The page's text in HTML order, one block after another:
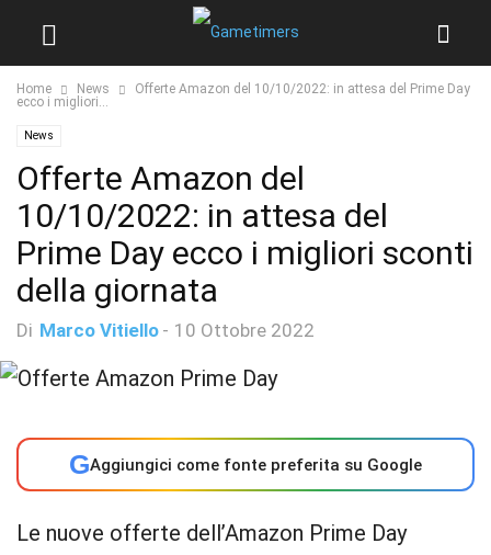
Home News
Offerte Amazon del 10/10/2022: in attesa del Prime Day
ecco i migliori...
News
Offerte Amazon del
10/10/2022: in attesa del
Prime Day ecco i migliori sconti
della giornata
Di Marco Vitiello - 10 Ottobre 2022
GAggiungici come fonte preferita su Google
Le nuove offerte dell’Amazon Prime Day